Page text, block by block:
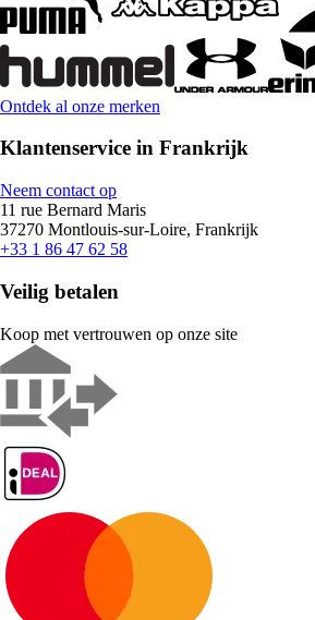
Ontdek al onze merken
Klantenservice in Frankrijk
Neem contact op
11 rue Bernard Maris
37270 Montlouis-sur-Loire, Frankrijk
+33 1 86 47 62 58
Veilig betalen
Koop met vertrouwen op onze site